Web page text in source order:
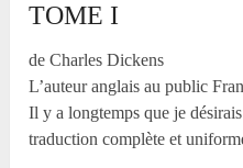
TOME I
de Charles Dickens
L’auteur anglais au public
Il y a longtemps que je
traduction complète et